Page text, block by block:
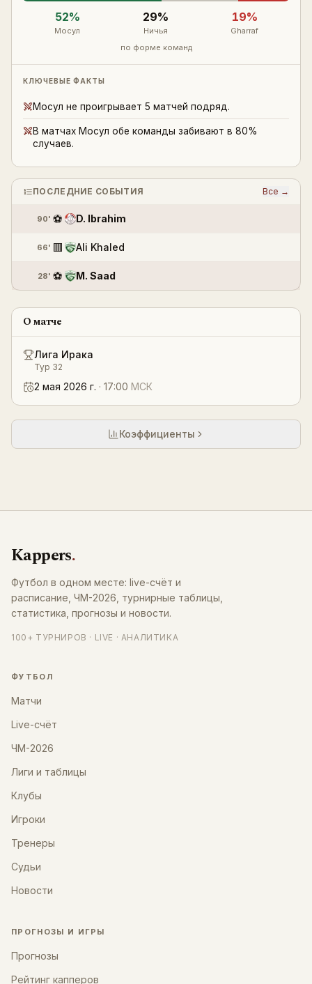
52%
Мосул
29%
Ничья
19%
Gharraf
по форме команд
КЛЮЧЕВЫЕ ФАКТЫ
Мосул не проигрывает 5 матчей подряд.
В матчах Мосул обе команды забивают в 80%
случаев.
ПОСЛЕДНИЕ СОБЫТИЯ Все →
90' ⚽ D. Ibrahim
66' 🟥 Ali Khaled
28' ⚽ M. Saad
О матче
Лига Ирака
Тур 32
2 мая 2026 г. · 17:00 МСК
Коэффициенты
Kappers.
Футбол в одном месте: live-счёт и
расписание, ЧМ-2026, турнирные таблицы,
статистика, прогнозы и новости.
100+ ТУРНИРОВ · LIVE · АНАЛИТИКА
ФУТБОЛ
Матчи
Live-счёт
ЧМ-2026
Лиги и таблицы
Клубы
Игроки
Тренеры
Судьи
Новости
ПРОГНОЗЫ И ИГРЫ
Прогнозы
Рейтинг капперов